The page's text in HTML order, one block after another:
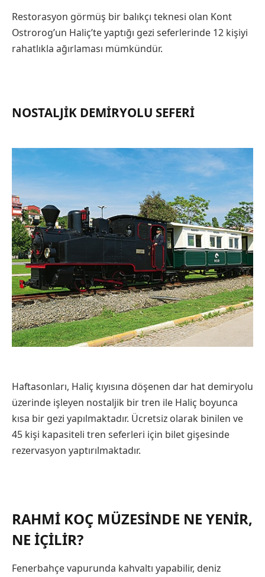
Restorasyon görmüş bir balıkçı teknesi olan Kont
Ostrorog’un Haliç’te yaptığı gezi seferlerinde 12 kişiyi
rahatlıkla ağırlaması mümkündür.
NOSTALJIK DEMIRYOLU SEFERI
Haftasonları, Haliç kıyısına döşenen dar hat demiryolu
üzerinde işleyen nostaljik bir tren ile Haliç boyunca
kısa bir gezi yapılmaktadır. Ücretsiz olarak binilen ve
45 kişi kapasiteli tren seferleri için bilet gişesinde
rezervasyon yaptırılmaktadır.
RAHMI KOÇ MÜZESINDE NE YENIR,
NE İÇILIR?
Fenerbahçe vapurunda kahvaltı yapabilir, deniz